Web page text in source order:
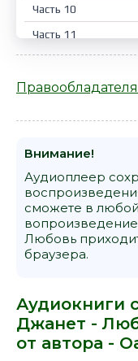
Часть 10
Часть 11
Часть 12
Часть 13
Часть 16
Часть 17
Часть 18
Часть 19
Часть 20
Внимание!
Аудиоплеер
сможете в
Любовь
браузера.
Аудиокниги
Джанет -
от автора -